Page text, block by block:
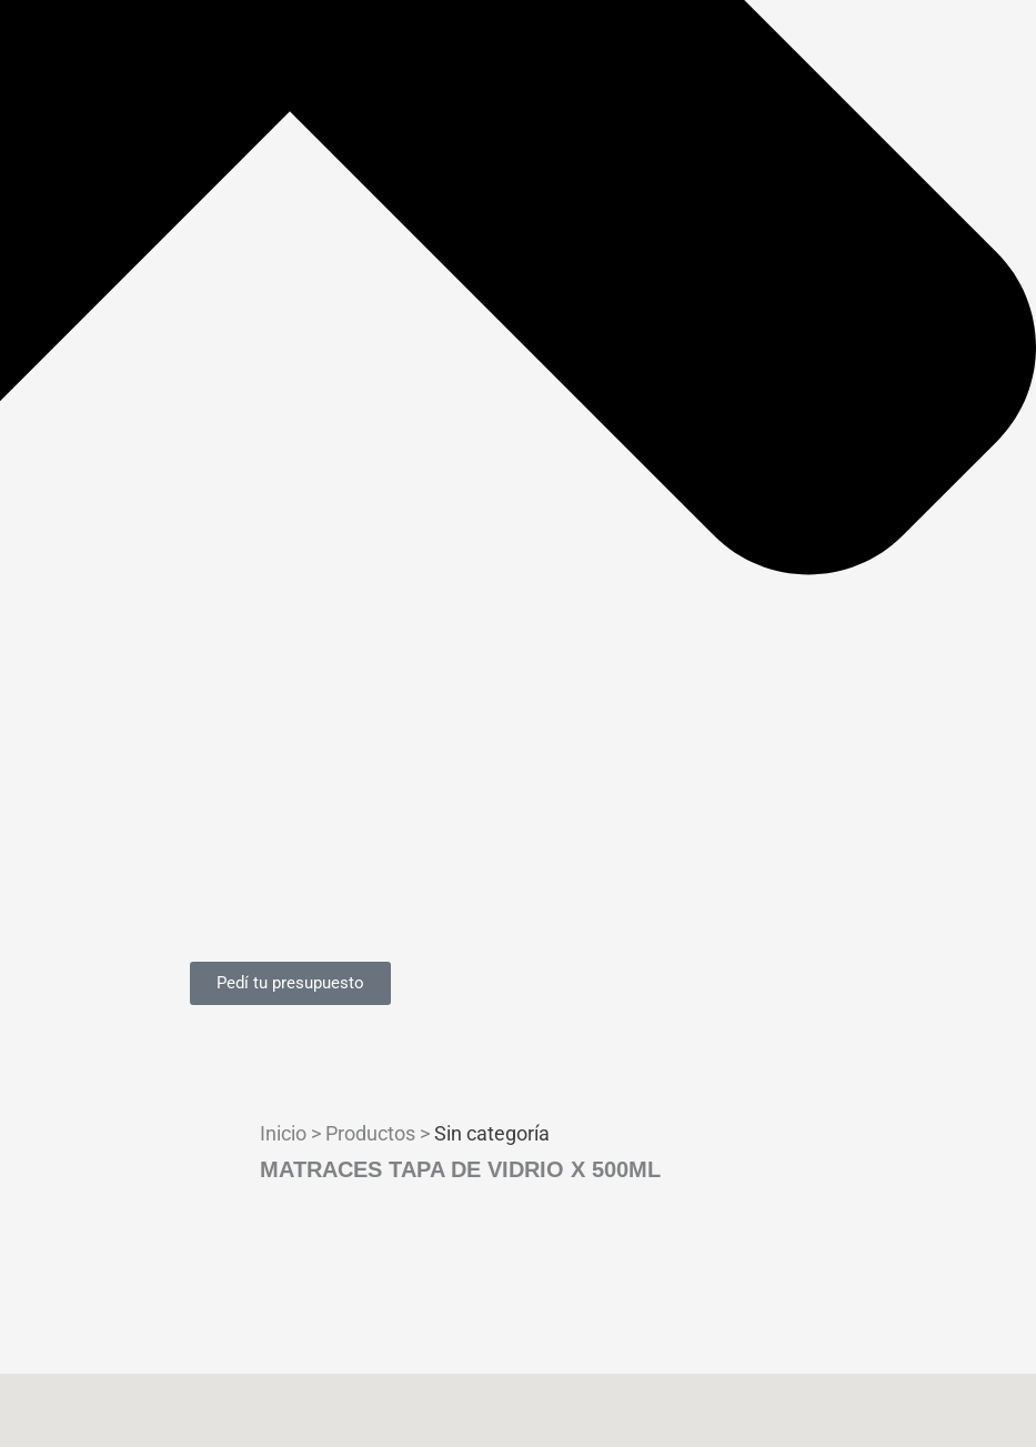
Pedí tu presupuesto
Inicio > Productos >Sin categoría
MATRACES TAPA DE VIDRIO X 500ML